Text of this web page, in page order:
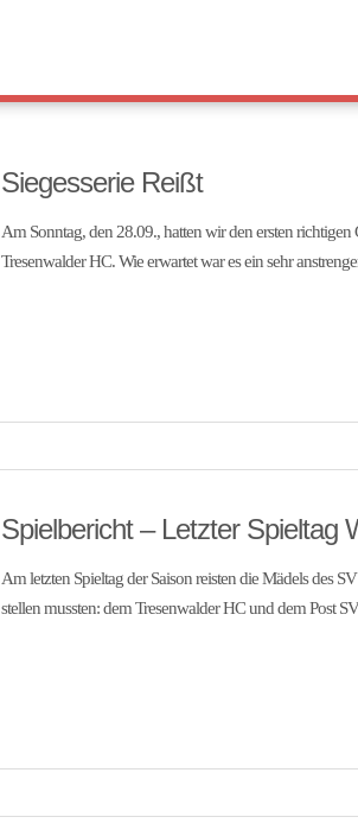
Siegesserie Reißt
Am Sonntag, den 28.09., hatten wir den ersten
Tresenwalder HC. Wie erwartet war es ein sehr
Spielbericht – Letzter Spieltag
Am letzten Spieltag der Saison reisten die Mädels des
stellen mussten: dem Tresenwalder HC und dem Post